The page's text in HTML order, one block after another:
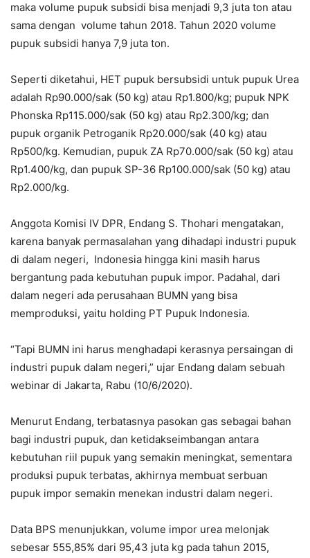
maka volume pupuk subsidi bisa menjadi 9,3 juta ton atau
sama dengan volume tahun 2018. Tahun 2020 volume
pupuk subsidi hanya 7,9 juta ton.
Seperti diketahui, HET pupuk bersubsidi untuk pupuk Urea
adalah Rp90.000/sak (50 kg) atau Rp1.800/kg; pupuk NPK
Phonska Rp115.000/sak (50 kg) atau Rp2.300/kg; dan
pupuk organik Petroganik Rp20.000/sak (40 kg) atau
Rp500/kg. Kemudian, pupuk ZA Rp70.000/sak (50 kg) atau
Rp1.400/kg, dan pupuk SP-36 Rp100.000/sak (50 kg) atau
Rp2.000/kg.
Anggota Komisi IV DPR, Endang S. Thohari mengatakan,
karena banyak permasalahan yang dihadapi industri pupuk
di dalam negeri, Indonesia hingga kini masih harus
bergantung pada kebutuhan pupuk impor. Padahal, dari
dalam negeri ada perusahaan BUMN yang bisa
memproduksi, yaitu holding PT Pupuk Indonesia.
“Tapi BUMN ini harus menghadapi kerasnya persaingan di
industri pupuk dalam negeri,” ujar Endang dalam sebuah
webinar di Jakarta, Rabu (10/6/2020).
Menurut Endang, terbatasnya pasokan gas sebagai bahan
bagi industri pupuk, dan ketidakseimbangan antara
kebutuhan riil pupuk yang semakin meningkat, sementara
produksi pupuk terbatas, akhirnya membuat serbuan
pupuk impor semakin menekan industri dalam negeri.
Data BPS menunjukkan, volume impor urea melonjak
sebesar 555,85% dari 95,43 juta kg pada tahun 2015,